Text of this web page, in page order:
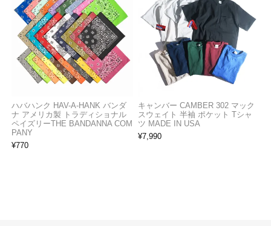
ハバハンク HAV-A-HANK バンダ
ナ アメリカ製 トラディショナル
ペイズリーTHE BANDANNA COM
PANY
¥770
キャンバー CAMBER 302 マック
スウェイト 半袖 ポケット Tシャ
ツ MADE IN USA
¥7,990